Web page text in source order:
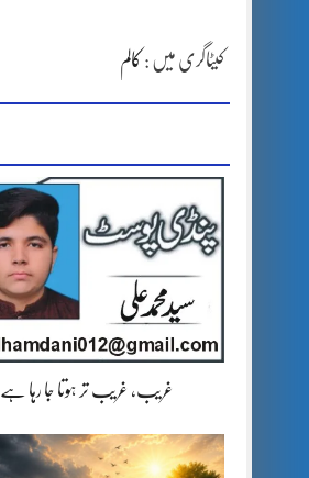
کیٹاگری میں : کالم
غریب، غریب تر ہوتا جا رہا ہے